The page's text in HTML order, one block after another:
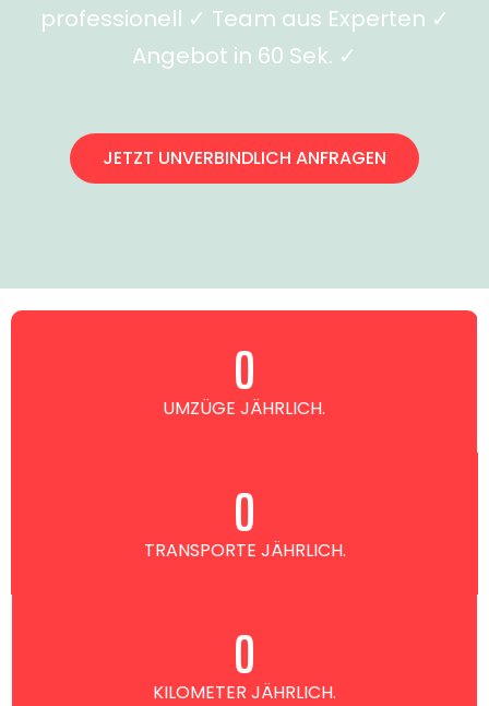
professionell ✓ Team aus Experten ✓
Angebot in 60 Sek. ✓
JETZT UNVERBINDLICH ANFRAGEN
UMZÜGE JÄHRLICH.
0
TRANSPORTE JÄHRLICH.
0
KILOMETER JÄHRLICH.
0